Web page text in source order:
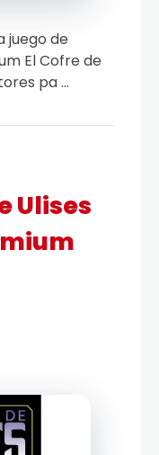
Ulises
juego de
El Cofre de
pa ...